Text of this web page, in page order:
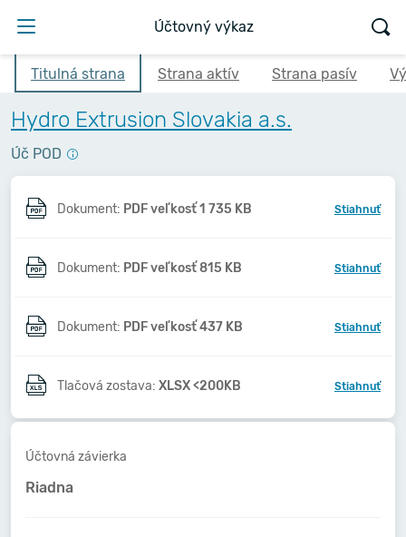
Účtovný výkaz
Titulná strana Strana aktív Strana pasív
Hydro Extrusion Slovakia a.s.
Úč POD
Dokument: PDF veľkosť 1 735 KB Stiahnuť
Dokument: PDF veľkosť 815 KB Stiahnuť
Dokument: PDF veľkosť 437 KB Stiahnuť
Tlačová zostava: XLSX <200KB Stiahnuť
Účtovná závierka
Riadna